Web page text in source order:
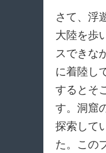
さて、浮
大陸を歩
スできな
に着陸し
するとそ
す。洞窟
探索して
た。この